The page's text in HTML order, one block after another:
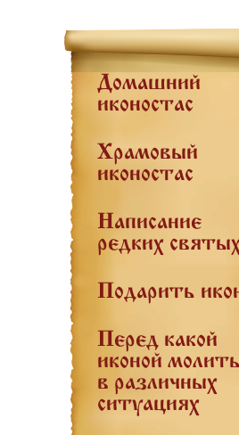
Домашний
иконостас
Храмовый
иконостас
Написание
редких
Подарить
Перед какой
иконой
в различных
ситуациях